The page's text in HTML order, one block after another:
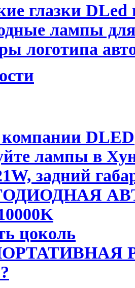
глазки DLed
лампы
логотипа
DLED
лампы в
задний
цоколь